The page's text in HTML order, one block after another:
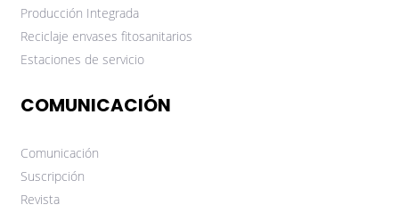
Producción Integrada
Reciclaje envases fitosanitarios
Estaciones de servicio
COMUNICACIÓN
Comunicación
Suscripción
Revista